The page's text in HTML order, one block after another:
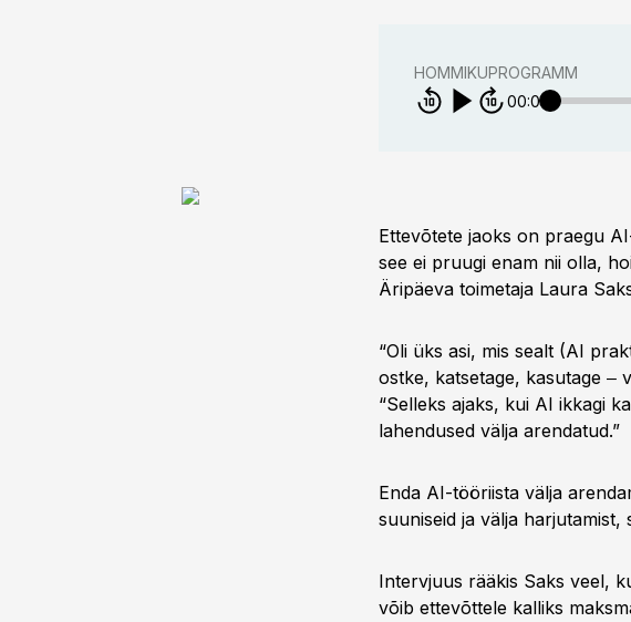
HOMMIKUPROGRAMM
00:00
Ettevõtete jaoks on praegu
see ei pruugi enam nii olla,
Äripäeva toimetaja Laura
“Oli üks asi, mis sealt (AI
ostke, katsetage, kasutage ‒
“Selleks ajaks, kui AI ikkagi
lahendused välja arendatud.”
Enda AI-tööriista välja
suuniseid ja välja harjutamist,
Intervjuus rääkis Saks veel,
võib ettevõttele kalliks